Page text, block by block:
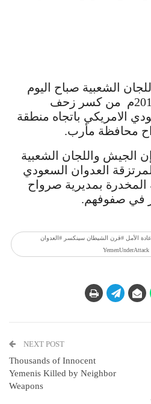
الشعبية صباح اليوم
الثلاثاء الموافق 6\12\2016م من كسر زحف
الامريكي باتجاه منطقة
محافظة مأرب.
واللجان الشعبية
العدوان السعودي
المخدرة بمديرية صرواح
في صفوفهم.
الأمل #قرن الشيطان سينكسر #العدوان
NEXT POST
Thousands of Innocent
Yemenis Killed by Neighbor
Weapons